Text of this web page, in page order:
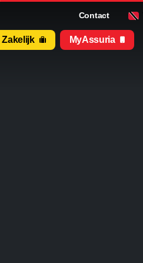
Contact
Zakelijk MyAssuria